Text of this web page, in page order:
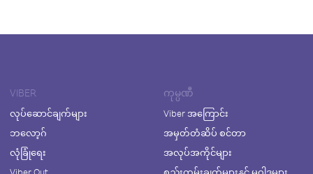
VIBER
လုပ်ဆောင်ချက်များ
ဘလော့ဂ်
လုံခြုံရေး
ကုမ္ပဏီ
Viber အကြောင်း
အမှတ်တံဆိပ် စင်တာ
အလုပ်အကိုင်များ